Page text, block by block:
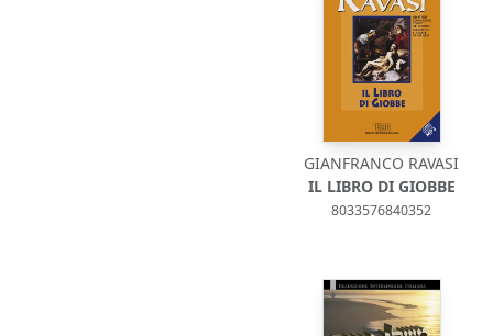
GIANFRANCO RAVASI
IL LIBRO DI GIOBBE
8033576840352